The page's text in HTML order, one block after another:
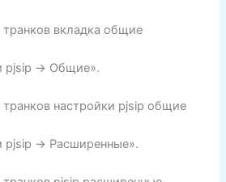
pjsip -> Общие».
pjsip -> Расширенные».